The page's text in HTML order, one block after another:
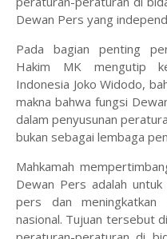
Dewan Pers yang
Pada bagian penting
Hakim MK mengutip
Indonesia Joko Widodo,
makna bahwa fungsi
dalam penyusunan
bukan sebagai lembaga
Mahkamah
Dewan Pers adalah untuk
pers dan
nasional. Tujuan tersebut